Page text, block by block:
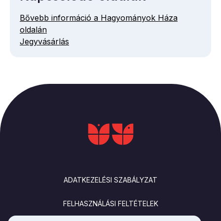
Bővebb információ a Hagyományok Háza
oldalán
Jegyvásárlás
ADATKEZELÉSI SZABÁLYZAT
FELHASZNÁLÁSI FELTÉTELEK